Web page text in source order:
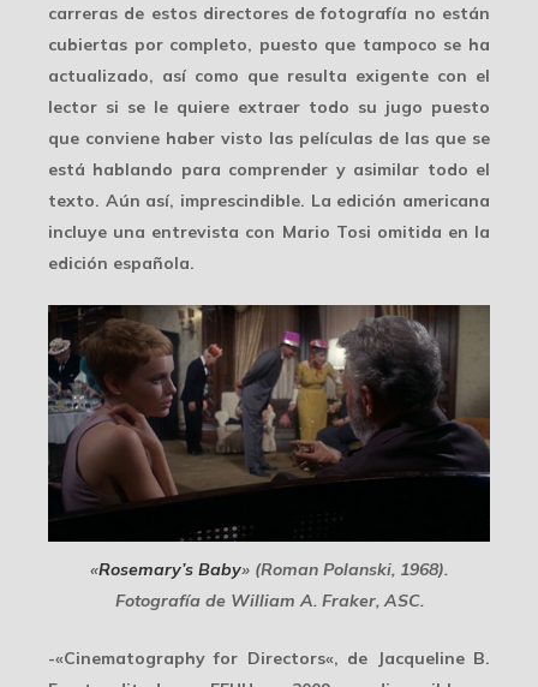
carreras de estos directores de fotografía no están
cubiertas por completo, puesto que tampoco se ha
actualizado, así como que resulta exigente con el
lector si se le quiere extraer todo su jugo puesto
que conviene haber visto las películas de las que se
está hablando para comprender y asimilar todo el
texto. Aún así, imprescindible. La edición americana
incluye una entrevista con Mario Tosi omitida en la
edición española.
«Rosemary’s Baby» (Roman Polanski, 1968).
Fotografía de William A. Fraker, ASC.
-«Cinematography for Directors«, de Jacqueline B.